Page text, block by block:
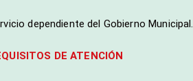
dependiente del Gobierno Municipal.
DE ATENCIÓN